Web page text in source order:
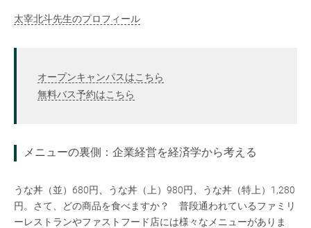
太宰北斗先生のプロフィール
オープンキャンパスはこちら
無料バス予約はこちら
メニューの裏側：企業経営を経済学から考える
うな丼（並）680円、うな丼（上）980円、うな丼（特上）1,280
円。さて、どの商品を食べますか？ 普段通われているファミリ
ーレストランやファストフード店には様々なメニューがありま